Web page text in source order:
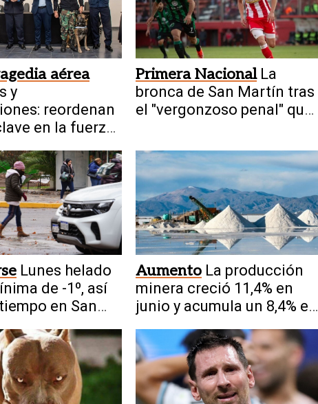
aérea
y
reordenan
en la fuerza
Primera Nacional La
bronca de San Martín tras
el "vergonzoso penal" que
Lunes helado
de -1º, así
en San
Aumento La producción
minera creció 11,4% en
junio y acumula un 8,4% en